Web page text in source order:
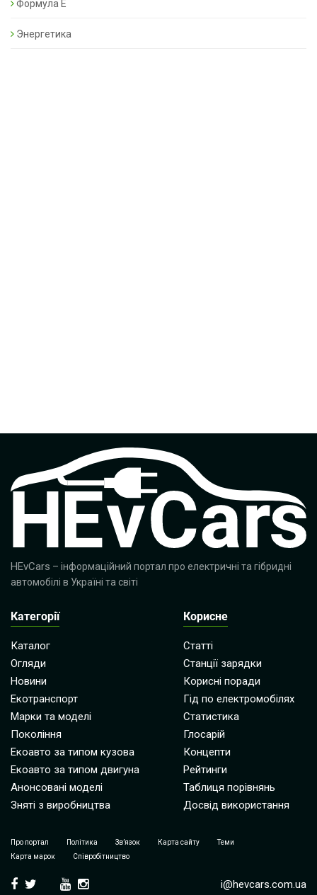
Формула Е
Энергетика
HEvCars – інформаційний портал про електричні та гібридні
автомобілі в Україні та світі
Категорії
Каталог
Огляди
Новини
Екотранспорт
Марки та моделі
Покоління
Екоавто за типом кузова
Екоавто за типом двигуна
Анонсовані моделі
Зняті з виробництва
Корисне
Статті
Станції зарядки
Корисні поради
Гід по електромобілях
Статистика
Глосарій
Концепти
Рейтинги
Таблиця порівнянь
Досвід використання
Про портал Політика Зв’язок Карта сайту
Теми
Карта марок
Співробітництво
i@hevcars.com.ua